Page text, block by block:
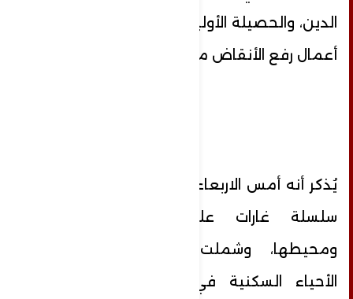
أعمال رفع الأنقاض متواصلة.
يُذكر أنه أمس الاربعاء، شنّت طائرات العدو،
سلسلة غارات على مدينة بعلبك
ومحيطها، وشملت الغارات المعادية
الأحياء السكنية في تلال رأس العين،